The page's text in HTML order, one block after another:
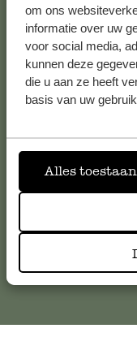
om ons
informatie over uw
voor social media,
kunnen deze
die u aan ze heeft
basis van uw
Alles toestaan
Service
Pour toute question
nos réponses aux
Service client en ligne